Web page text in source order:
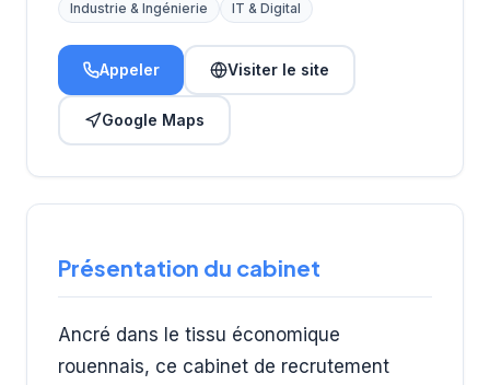
Industrie & Ingénierie
IT & Digital
Appeler Visiter le site
Google Maps
Présentation du cabinet
Ancré dans le tissu économique
rouennais, ce cabinet de recrutement